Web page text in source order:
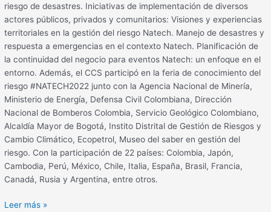
riesgo de desastres. Iniciativas de implementación de diversos
actores públicos, privados y comunitarios: Visiones y experiencias
territoriales en la gestión del riesgo Natech. Manejo de desastres y
respuesta a emergencias en el contexto Natech. Planificación de
la continuidad del negocio para eventos Natech: un enfoque en el
entorno. Además, el CCS participó en la feria de conocimiento del
riesgo #NATECH2022 junto con la Agencia Nacional de Minería,
Ministerio de Energía, Defensa Civil Colombiana, Dirección
Nacional de Bomberos Colombia, Servicio Geológico Colombiano,
Alcaldía Mayor de Bogotá, Instito Distrital de Gestión de Riesgos y
Cambio Climático, Ecopetrol, Museo del saber en gestión del
riesgo. Con la participación de 22 países: Colombia, Japón,
Cambodia, Perú, México, Chile, Italia, España, Brasil, Francia,
Canadá, Rusia y Argentina, entre otros.
Leer más »